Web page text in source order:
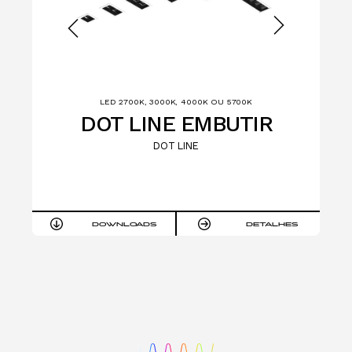
LED 2700K, 3000K, 4000K OU 5700K
DOT LINE EMBUTIR
DOT LINE
DOWNLOADS DETALHES